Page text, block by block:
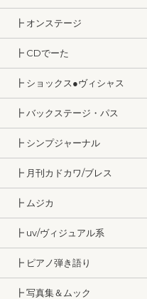
┣ オンステージ
┣ CDでーた
┣ ショックス●ヴィシャス
┣ バックステージ・パス
┣ シンプジャーナル
┣ 月刊カドカワ/ブレス
┣ ムジカ
┣ uv/ヴィジュアル系
┣ ピアノ弾き語り
┣ 写真集＆ムック